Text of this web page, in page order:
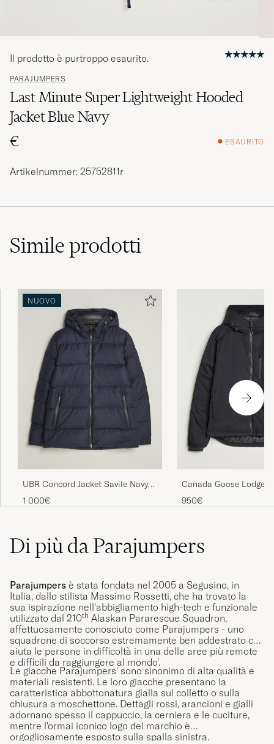
PARAJUMPERS
Last Minute Super Lightweight Hooded
Jacket Blue Navy
€
ESAURITO
Il prodotto è purtroppo esaurito.
Artikelnummer: 25752811r
Simileprodotti
NUOVO
UBR Concord Jacket Savile Navy
Melange Wool
1 000€
Canada Goose Lodge
950€
Di più da Parajumpers
Parajumpers è stata fondata nel 2005 a Segusino, in
Italia, dallo stilista Massimo Rossetti, che ha trovato la
sua ispirazione nell'abbigliamento high-tech e funzionale
utilizzato dal 210th Alaskan Pararescue Squadron,
affettuosamente conosciuto come Parajumpers - uno
squadrone di soccorso estremamente ben addestrato che
aiuta le persone in difficoltà in una delle aree più remote
e difficili da raggiungere al mondo'.
Le giacche Parajumpers' sono sinonimo di alta qualità e
materiali resistenti. Le loro giacche presentano la
caratteristica abbottonatura gialla sul colletto o sulla
chiusura a moschettone. Dettagli rossi, arancioni e gialli
adornano spesso il cappuccio, la cerniera e le cuciture,
mentre l'ormai iconico logo del marchio è
orgogliosamente esposto sulla spalla sinistra.